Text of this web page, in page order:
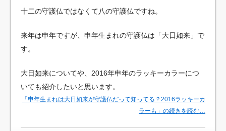
十二の守護仏ではなくて八の守護仏ですね。
来年は申年ですが、申年生まれの守護仏は「大日如来」で
す。
大日如来についてや、2016年申年のラッキーカラーにつ
いても紹介したいと思います。
「申年生まれは大日如来が守護仏だって知ってる？2016ラッキーカ
ラーも」の続きを読む…